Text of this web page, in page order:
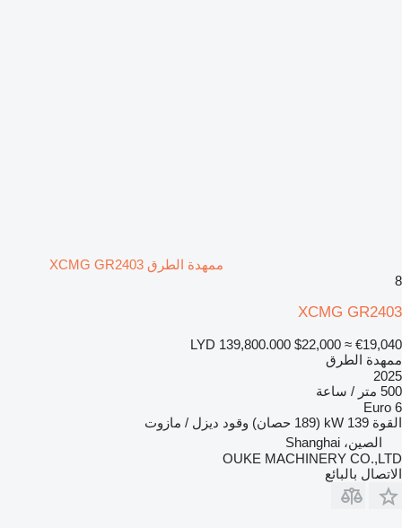
ممهدة الطرق XCMG GR2403
8
XCMG GR2403
LYD 139,800.000 $22,000 ≈ €19,040
ممهدة الطرق
2025
500 متر / ساعة
Euro 6
القوة 139 kW (189 حصان) وقود ديزل / مازوت
الصين، Shanghai
OUKE MACHINERY CO.,LTD
الاتصال بالبائع